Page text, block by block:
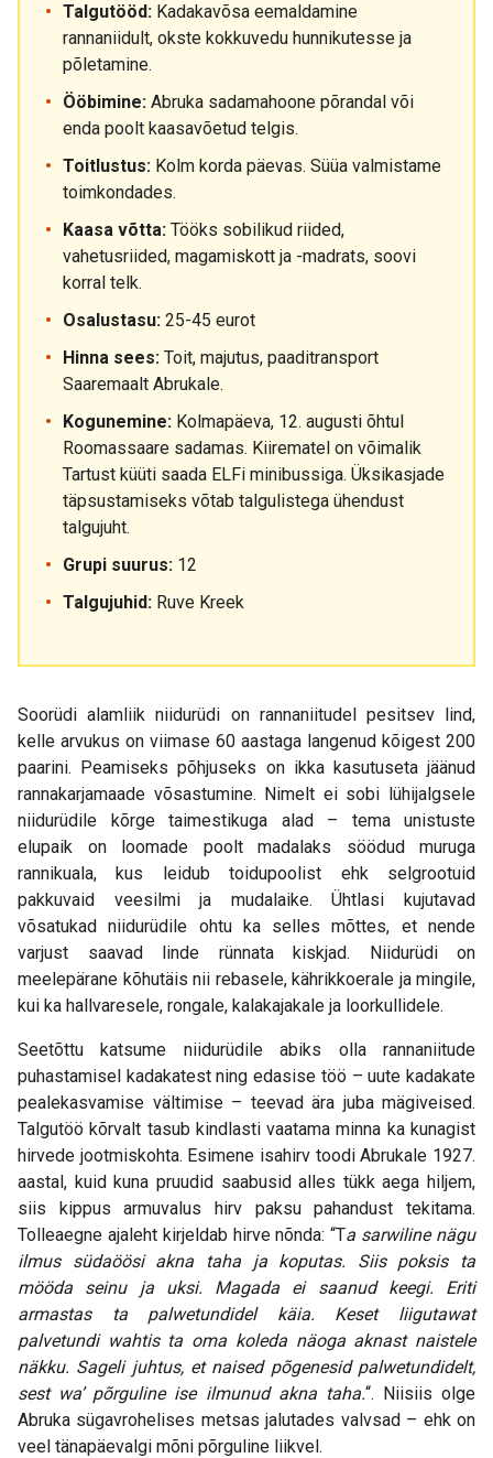
Talgutööd: Kadakavõsa eemaldamine
rannaniidult, okste kokkuvedu hunnikutesse ja
põletamine.
Ööbimine: Abruka sadamahoone põrandal või
enda poolt kaasavõetud telgis.
Toitlustus: Kolm korda päevas. Süüa valmistame
toimkondades.
Kaasa võtta: Tööks sobilikud riided,
vahetusriided, magamiskott ja -madrats, soovi
korral telk.
Osalustasu: 25-45 eurot
Hinna sees: Toit, majutus, paaditransport
Saaremaalt Abrukale.
Kogunemine: Kolmapäeva, 12. augusti õhtul
Roomassaare sadamas. Kiirematel on võimalik
Tartust küüti saada ELFi minibussiga. Üksikasjade
täpsustamiseks võtab talgulistega ühendust
talgujuht.
Grupi suurus: 12
Talgujuhid: Ruve Kreek
Soorüdi alamliik niidurüdi on rannaniitudel pesitsev lind,
kelle arvukus on viimase 60 aastaga langenud kõigest 200
paarini. Peamiseks põhjuseks on ikka kasutuseta jäänud
rannakarjamaade võsastumine. Nimelt ei sobi lühijalgsele
niidurüdile kõrge taimestikuga alad – tema unistuste
elupaik on loomade poolt madalaks söödud muruga
rannikuala, kus leidub toidupoolist ehk selgrootuid
pakkuvaid veesilmi ja mudalaike. Ühtlasi kujutavad
võsatukad niidurüdile ohtu ka selles mõttes, et nende
varjust saavad linde rünnata kiskjad. Niidurüdi on
meelepärane kõhutäis nii rebasele, kährikkoerale ja mingile,
kui ka hallvaresele, rongale, kalakajakale ja loorkullidele.
Seetõttu katsume niidurüdile abiks olla rannaniitude
puhastamisel kadakatest ning edasise töö – uute kadakate
pealekasvamise vältimise – teevad ära juba mägiveised.
Talgutöö kõrvalt tasub kindlasti vaatama minna ka kunagist
hirvede jootmiskohta. Esimene isahirv toodi Abrukale 1927.
aastal, kuid kuna pruudid saabusid alles tükk aega hiljem,
siis kippus armuvalus hirv paksu pahandust tekitama.
Tolleaegne ajaleht kirjeldab hirve nõnda: “Ta sarwiline nägu
ilmus südaöösi akna taha ja koputas. Siis poksis ta
mööda seinu ja uksi. Magada ei saanud keegi. Eriti
armastas ta palwetundidel käia. Keset liigutawat
palvetundi wahtis ta oma koleda näoga aknast naistele
näkku. Sageli juhtus, et naised põgenesid palwetundidelt,
sest wa’ põrguline ise ilmunud akna taha.“. Niisiis olge
Abruka sügavrohelises metsas jalutades valvsad – ehk on
veel tänapäevalgi mõni põrguline liikvel.